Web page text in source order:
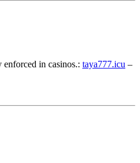
in casinos.: taya777.icu –